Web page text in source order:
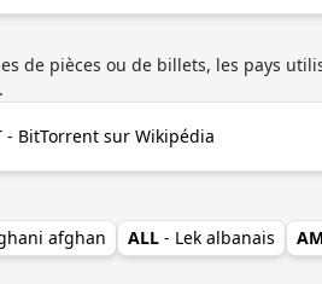
de pièces ou de billets, les pays
- BitTorrent sur Wikipédia
afghan ALL - Lek albanais